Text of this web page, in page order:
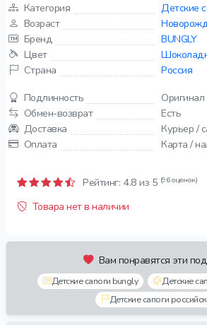
Категория
Детские
Возраст
Бренд
BUNGLY
Цвет
Страна
Россия
Подлинность
Оригинал
Обмен-возврат
Есть
Доставка
Курьер /
Оплата
Карта /
Рейтинг: 4.8 из 5 (96 оценок)
Товара нет в наличии
Вам понравятся эти
Детские сапоги bungly
Детские
Детские сапоги